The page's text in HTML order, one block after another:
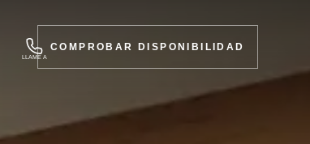
LLAME A
COMPROBAR DISPONIBILIDAD